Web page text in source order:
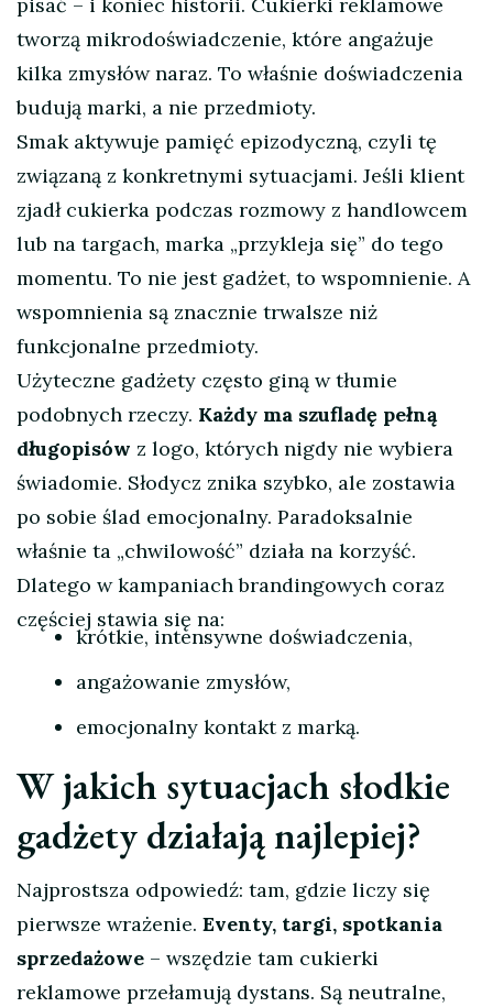
tworzą mikrodoświadczenie, które angażuje
kilka zmysłów naraz. To właśnie doświadczenia
budują marki, a nie przedmioty.
Smak aktywuje pamięć epizodyczną, czyli tę
związaną z konkretnymi sytuacjami. Jeśli klient
zjadł cukierka podczas rozmowy z handlowcem
lub na targach, marka „przykleja się” do tego
momentu. To nie jest gadżet, to wspomnienie. A
wspomnienia są znacznie trwalsze niż
funkcjonalne przedmioty.
Użyteczne gadżety często giną w tłumie
podobnych rzeczy. Każdy ma szufladę pełną
długopisów z logo, których nigdy nie wybiera
świadomie. Słodycz znika szybko, ale zostawia
po sobie ślad emocjonalny. Paradoksalnie
właśnie ta „chwilowość” działa na korzyść.
Dlatego w kampaniach brandingowych coraz
częściej stawia się na:
krótkie, intensywne doświadczenia,
angażowanie zmysłów,
emocjonalny kontakt z marką.
W jakich sytuacjach słodkie
gadżety działają najlepiej?
Najprostsza odpowiedź: tam, gdzie liczy się
pierwsze wrażenie. Eventy, targi, spotkania
sprzedażowe – wszędzie tam cukierki
reklamowe przełamują dystans. Są neutralne,